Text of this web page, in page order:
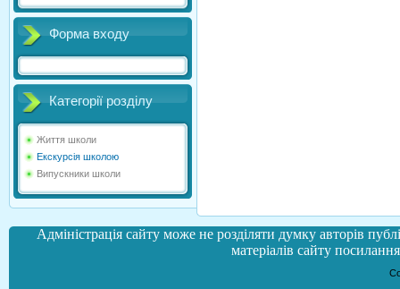
Форма входу
Категорії розділу
Життя школи
Екскурсія школою
Випускники школи
Адміністрація сайту може не розділяти думку авторів
матеріалів сайту